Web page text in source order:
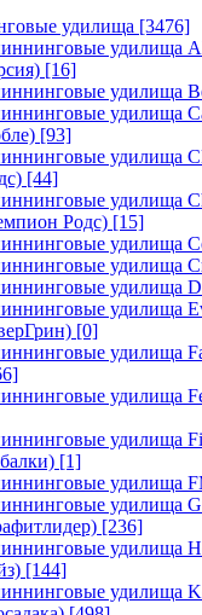
удилища [3476]
удилища
[16]
удилища
удилища
[93]
удилища
[44]
удилища
Родс) [15]
удилища
удилища
удилища
удилища
[0]
удилища
удилища
удилища
[1]
удилища
удилища
[236]
удилища
[144]
удилища